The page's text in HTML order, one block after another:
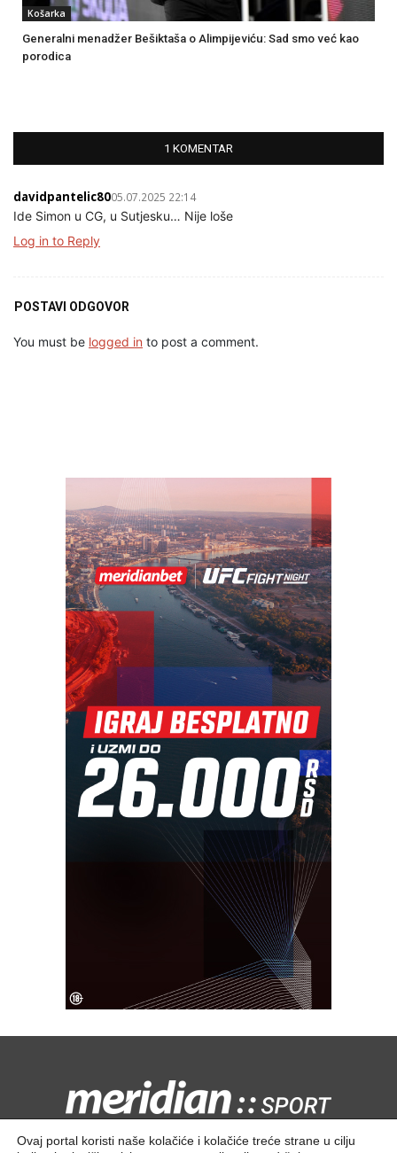
Košarka
Generalni menadžer Bešiktaša o Alimpijeviću: Sad smo već kao
porodica
1 KOMENTAR
davidpantelic8005.07.2025 22:14
Ide Simon u CG, u Sutjesku… Nije loše
Log in to Reply
POSTAVI ODGOVOR
You must be logged in to post a comment.
Kontaktirajte nas:redakcija@meridiansport.rs
Ovaj portal koristi naše kolačiće i kolačiće treće strane u cilju